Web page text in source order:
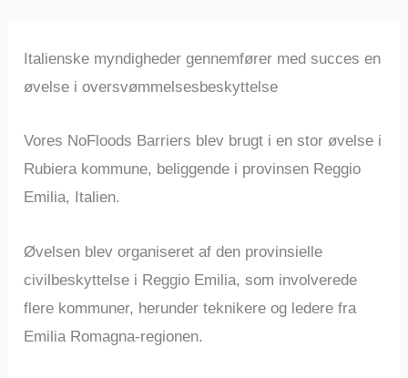
Italienske myndigheder gennemfører med succes en
øvelse i oversvømmelsesbeskyttelse
Vores NoFloods Barriers blev brugt i en stor øvelse i
Rubiera kommune, beliggende i provinsen Reggio
Emilia, Italien.
Øvelsen blev organiseret af den provinsielle
civilbeskyttelse i Reggio Emilia, som involverede
flere kommuner, herunder teknikere og ledere fra
Emilia Romagna-regionen.